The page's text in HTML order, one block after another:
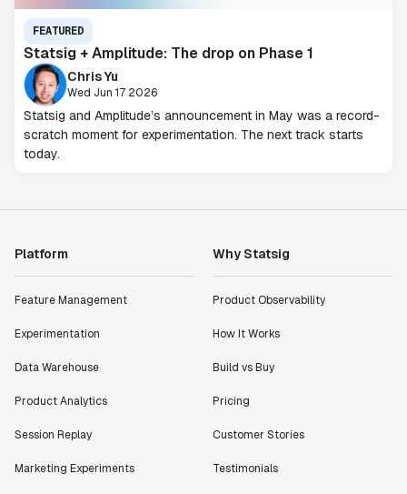
FEATURED
Statsig + Amplitude: The drop on Phase 1
Chris Yu
Wed Jun 17 2026
Statsig and Amplitude’s announcement in May was a record-
scratch moment for experimentation. The next track starts
today.
Platform
Feature Management
Experimentation
Data Warehouse
Product Analytics
Session Replay
Marketing Experiments
Why Statsig
Product Observability
How It Works
Build vs Buy
Pricing
Customer Stories
Testimonials